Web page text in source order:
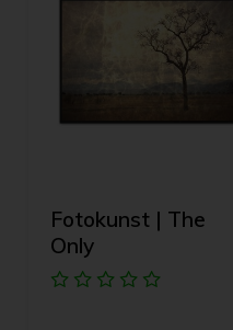
Fotokunst | The
Only